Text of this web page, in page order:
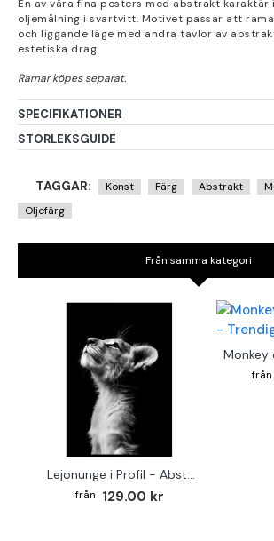
En av våra fina posters med abstrakt karaktär
oljemålning i svartvitt. Motivet passar att
och liggande läge med andra tavlor av
estetiska drag.
SPECIFIKATIONER
STORLEKSGUIDE
TAGGAR: Konst Färg Abstrakt
Oljefärg
Från samma kategori
Lejonunge i Profil - Abstrakt poster i svartvitt
129.00 kr